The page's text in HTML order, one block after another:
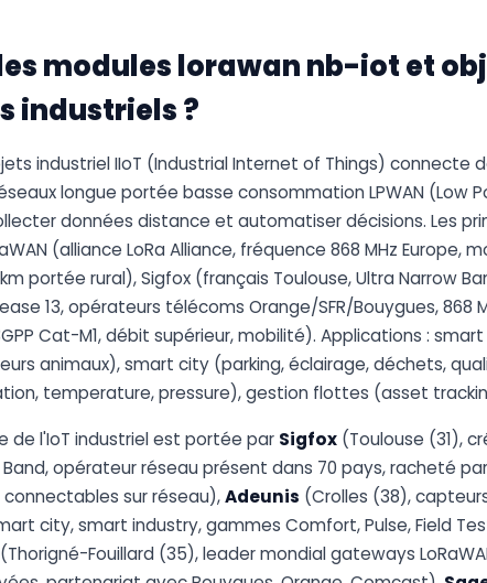
modules lorawan nb-iot et
industriels ?
industriel IIoT (Industrial Internet of Things) connecte
longue portée basse consommation LPWAN (Low
données distance et automatiser décisions. Les
(alliance LoRa Alliance, fréquence 868 MHz Europe,
portée rural), Sigfox (français Toulouse, Ultra Narrow
13, opérateurs télécoms Orange/SFR/Bouygues, 868
Cat-M1, débit supérieur, mobilité). Applications :
animaux), smart city (parking, éclairage, déchets,
temperature, pressure), gestion flottes (asset
de l'IoT industriel est portée par Sigfox (Toulouse (31),
Band, opérateur réseau présent dans 70 pays, racheté
connectables sur réseau),Adeunis (Crolles (38),
city, smart industry, gammes Comfort, Pulse, Field
(Thorigné-Fouillard (35), leader mondial gateways